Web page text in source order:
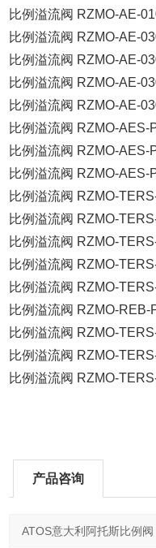
比例溢流阀 RZMO-AE-
比例溢流阀 RZMO-AE-
比例溢流阀 RZMO-AE-
比例溢流阀 RZMO-AE-
比例溢流阀 RZMO-AE-
比例溢流阀 RZMO-AES-
比例溢流阀 RZMO-AES-
比例溢流阀 RZMO-AES-
比例溢流阀 RZMO-
比例溢流阀 RZMO-
比例溢流阀 RZMO-
比例溢流阀 RZMO-
比例溢流阀 RZMO-
比例溢流阀 RZMO-REB-
比例溢流阀 RZMO-
比例溢流阀 RZMO-
比例溢流阀 RZMO-
产品咨询